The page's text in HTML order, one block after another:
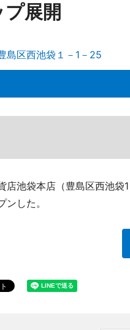
プ展開
島区西池袋１－1－25
店池袋本店（豊島区西池袋
ンした。